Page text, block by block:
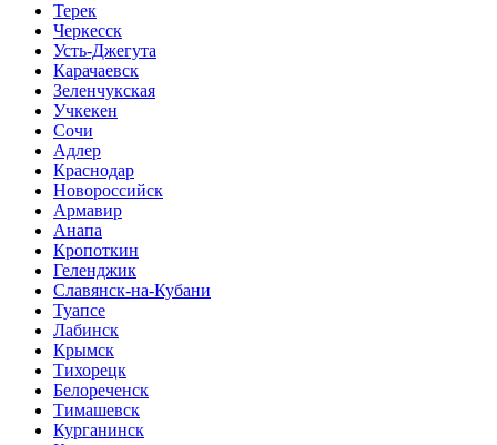
Терек
Черкесск
Усть-Джегута
Карачаевск
Зеленчукская
Учкекен
Сочи
Адлер
Краснодар
Новороссийск
Армавир
Анапа
Кропоткин
Геленджик
Славянск-на-Кубани
Туапсе
Лабинск
Крымск
Тихорецк
Белореченск
Тимашевск
Курганинск